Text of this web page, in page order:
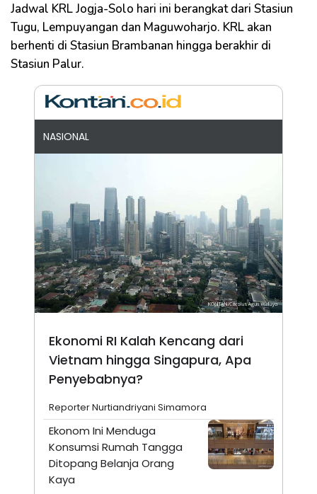
Jadwal KRL Jogja-Solo hari ini berangkat dari Stasiun
Tugu, Lempuyangan dan Maguwoharjo. KRL akan
berhenti di Stasiun Brambanan hingga berakhir di
Stasiun Palur.
NASIONAL
Ekonomi RI Kalah Kencang dari
Vietnam hingga Singapura, Apa
Penyebabnya?
Reporter Nurtiandriyani Simamora
Ekonom Ini Menduga
Konsumsi Rumah Tangga
Ditopang Belanja Orang
Kaya